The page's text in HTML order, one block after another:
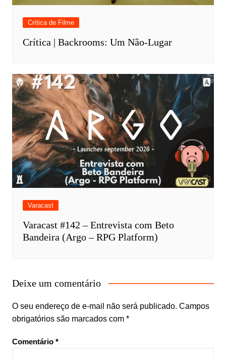
Crítica de Filme
Crítica | Backrooms: Um Não-Lugar
Varacast
Varacast #142 – Entrevista com Beto
Bandeira (Argo – RPG Platform)
Deixe um comentário
O seu endereço de e-mail não será publicado. Campos
obrigatórios são marcados com *
Comentário *